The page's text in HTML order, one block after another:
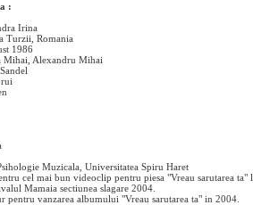
:
Irina
Turzii, Romania
1986
Mihai, Alexandru Mihai
Muzicala, Universitatea Spiru Haret
cel mai bun videoclip pentru piesa "Vreau sarutarea
Mamaia sectiunea slagare 2004.
pentru vanzarea albumului "Vreau sarutarea ta" in 2004.